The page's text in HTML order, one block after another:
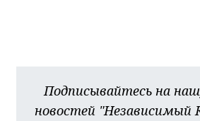
Подписывайтесь на
новостей "Независимый